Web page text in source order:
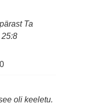
Ta
25:8
oli keeletu.